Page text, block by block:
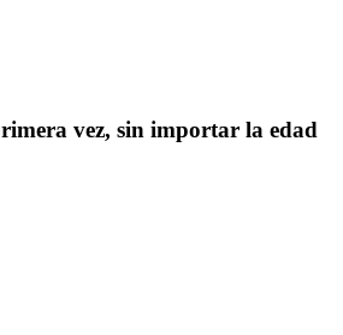
vez, sin importar la edad